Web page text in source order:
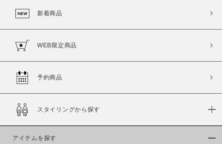
カラー
価格
～
新着商品
WEB限定商品
予約商品
スタイリングから探す
アイテムを探す